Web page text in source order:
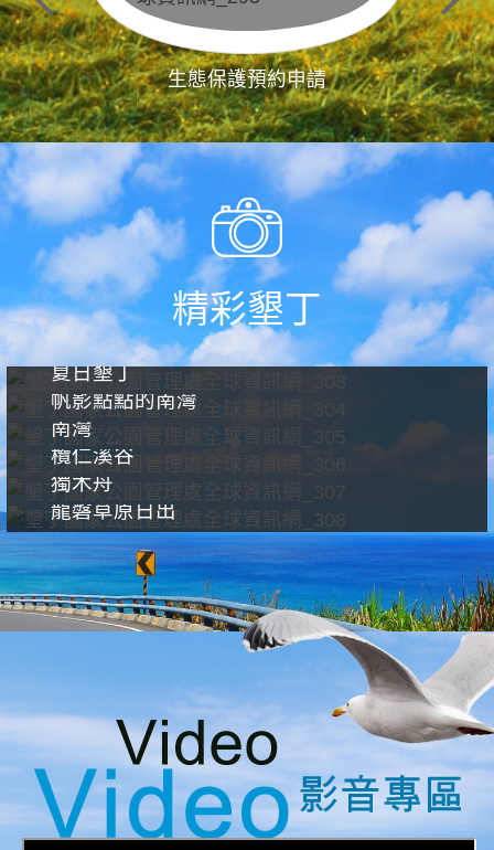
生態保護預約申請
精彩墾丁
夏日墾丁
帆影點點的南灣
南灣
欖仁溪谷
獨木舟
龍磐草原日出